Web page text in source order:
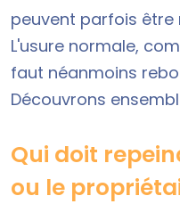
peuvent parfois être
L'usure normale,
faut néanmoins
Découvrons
Qui doit
ou le